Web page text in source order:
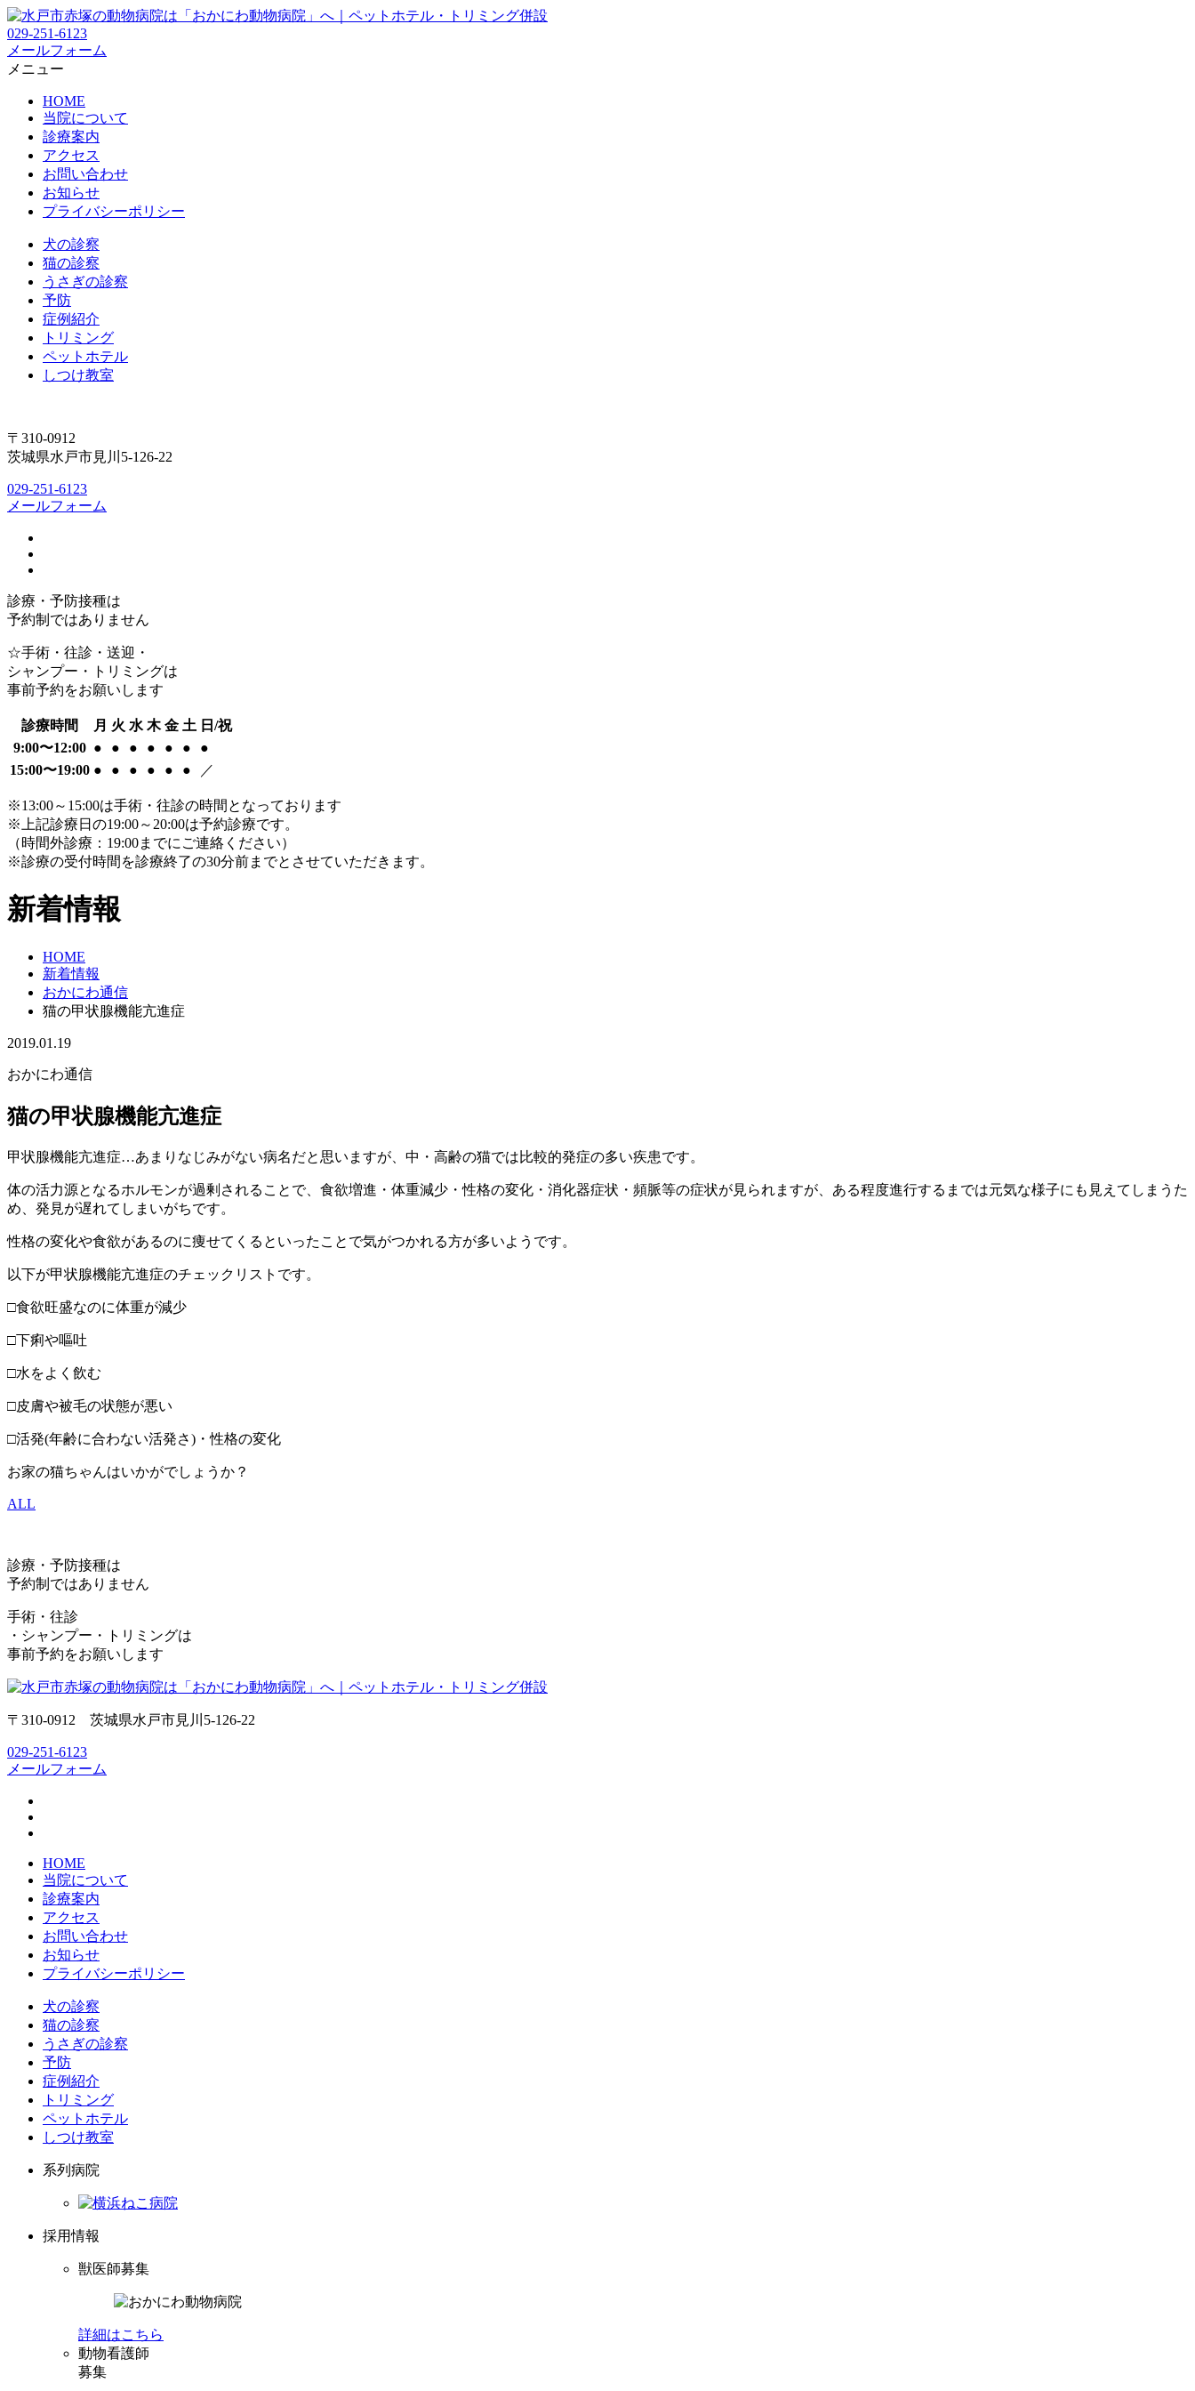
029-251-6123
メールフォーム
メニュー
HOME
当院について
診療案内
アクセス
お問い合わせ
お知らせ
プライバシーポリシー
犬の診察
猫の診察
うさぎの診察
予防
症例紹介
トリミング
ペットホテル
しつけ教室
〒310-0912
茨城県水戸市見川5-126-22
029-251-6123
メールフォーム
診療・予防接種は
予約制ではありません
☆手術・往診・送迎・
シャンプー・トリミングは
事前予約をお願いします
診療時間 月 火 水 木 金 土 日/祝
9:00〜12:00 ● ● ● ● ● ●
●
15:00〜19:00 ● ● ● ● ● ● ／
※13:00～15:00は手術・往診の時間となっております
※上記診療日の19:00～20:00は予約診療です。
（時間外診療：19:00までにご連絡ください）
※診療の受付時間を診療終了の30分前までとさせていただきます。
新着情報
HOME
新着情報
おかにわ通信
猫の甲状腺機能亢進症
2019.01.19
おかにわ通信
猫の甲状腺機能亢進症
甲状腺機能亢進症…あまりなじみがない病名だと思いますが、中・高齢の猫では比較的発症の多い疾患です。
体の活力源となるホルモンが過剰されることで、食欲増進・体重減少・性格の変化・消化器症状・頻脈等の症状が見られますが、ある程度進行するまでは元気な様子にも見えてしまうた
め、発見が遅れてしまいがちです。
性格の変化や食欲があるのに痩せてくるといったことで気がつかれる方が多いようです。
以下が甲状腺機能亢進症のチェックリストです。
□食欲旺盛なのに体重が減少
□下痢や嘔吐
□水をよく飲む
□皮膚や被毛の状態が悪い
□活発(年齢に合わない活発さ)・性格の変化
お家の猫ちゃんはいかがでしょうか？
ALL
診療・予防接種は
予約制ではありません
手術・往診
・シャンプー・トリミングは
事前予約をお願いします
〒310-0912 茨城県水戸市見川5-126-22
029-251-6123
メールフォーム
HOME
当院について
診療案内
アクセス
お問い合わせ
お知らせ
プライバシーポリシー
犬の診察
猫の診察
うさぎの診察
予防
症例紹介
トリミング
ペットホテル
しつけ教室
系列病院
採用情報
獣医師募集
詳細はこちら
動物看護師
募集